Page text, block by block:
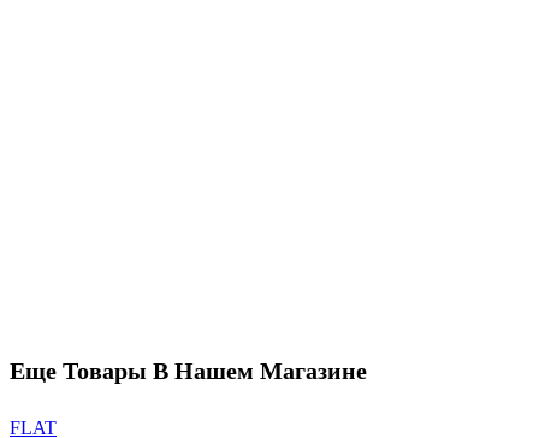
Еще Товары В Нашем Магазине
FLAT